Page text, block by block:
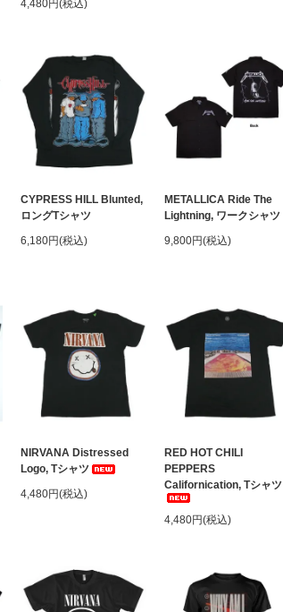
4,480円(税込)
CYPRESS HILL Blunted,
ロングTシャツ
6,180円(税込)
METALLICA Ride The
Lightning, ワークシャツ
9,800円(税込)
NIRVANA Distressed
Logo, Tシャツ
4,480円(税込)
RED HOT CHILI
PEPPERS
Californication, Tシャツ
4,480円(税込)